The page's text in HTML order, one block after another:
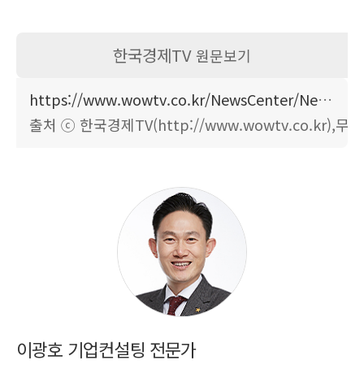
한국경제TV 원문보기
https://www.wowtv.co.kr/NewsCenter/News/Read?articleId=A202604060265
출처 ⓒ 한국경제TV(http://www.wowtv.co.kr),무단
이광호 기업컨설팅 전문가